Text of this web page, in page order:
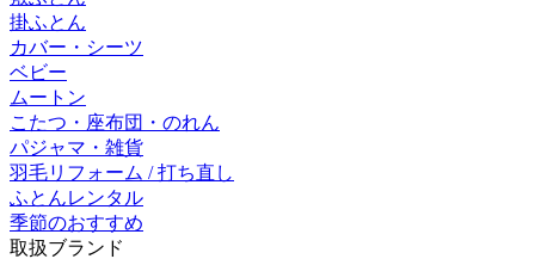
掛ふとん
カバー・シーツ
ベビー
ムートン
こたつ・座布団・のれん
パジャマ・雑貨
羽毛リフォーム / 打ち直し
ふとんレンタル
季節のおすすめ
取扱ブランド